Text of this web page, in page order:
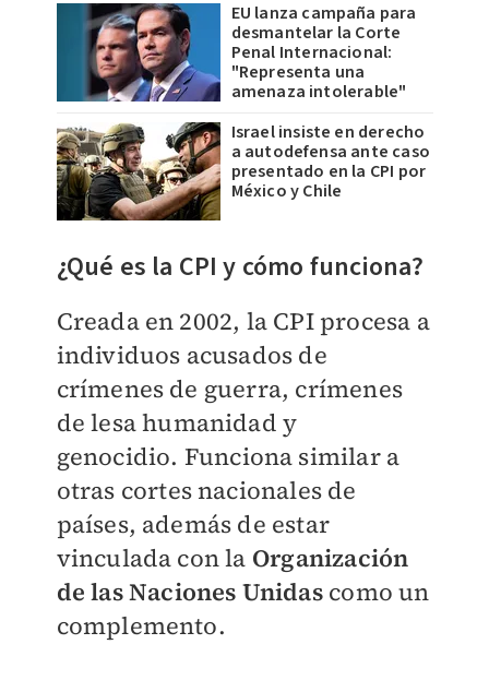
EU lanza campaña para
desmantelar la Corte
Penal Internacional:
"Representa una
amenaza intolerable"
Israel insiste en derecho
a autodefensa ante caso
presentado en la CPI por
México y Chile
​¿Qué es la CPI y cómo funciona?
Creada en 2002, la CPI procesa a
individuos acusados de
crímenes de guerra, crímenes
de lesa humanidad y
genocidio. Funciona similar a
otras cortes nacionales de
países, además de estar
vinculada con la Organización
de las Naciones Unidascomo un
complemento.